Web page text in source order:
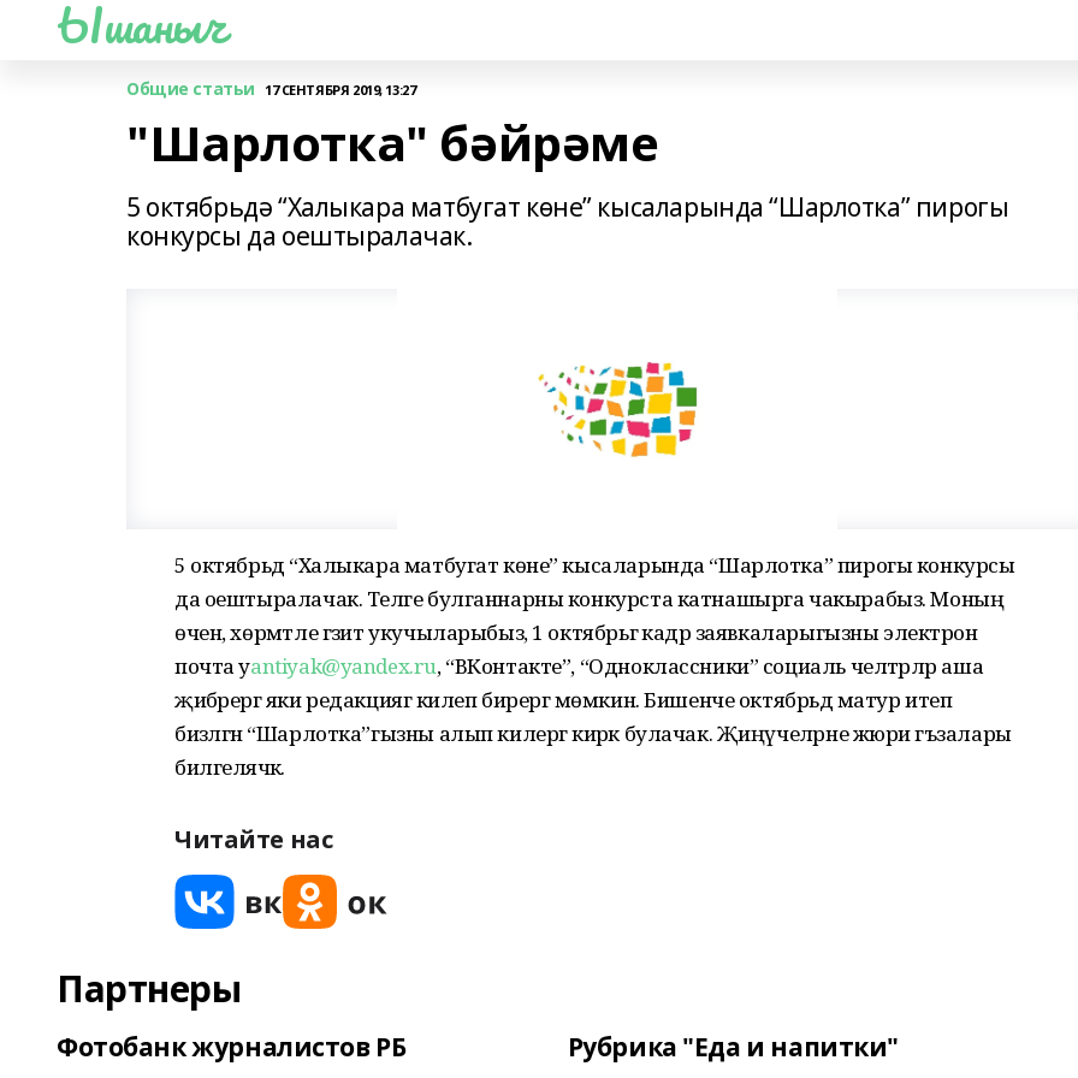
Ышаныч
Общие статьи 17 СЕНТЯБРЯ 2019, 13:27
"Шарлотка" бәйрәме
5 октябрьдә “Халыкара матбугат көне” кысаларында “Шарлотка” пирогы
конкурсы да оештыралачак.
5 октябрьдә “Халыкара матбугат көне” кысаларында “Шарлотка” пирогы конкурсы
да оештыралачак. Теләге булганнарны конкурста катнашырга чакырабыз. Моның
өчен, хөрмәтле гәзит укучыларыбыз, 1 октябрьгә кадәр заявкаларыгызны электрон
почта уantiyak@yandex.ru, “ВКонтакте”, “Одноклассники” социаль челтәрләр аша
җибәрергә яки редакциягә килеп бирергә мөмкин. Бишенче октябрьдә матур итеп
бизәлгән “Шарлотка”гызны алып килергә кирәк булачак. Җиңүчеләрне жюри әгъзалары
билгеләячәк.
Читайте нас
Партнеры
Фотобанк журналистов РБ Рубрика "Еда и напитки"